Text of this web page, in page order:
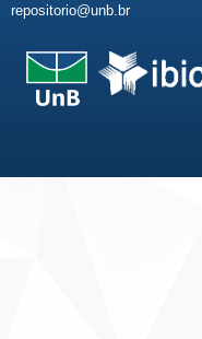
repositorio@unb.br